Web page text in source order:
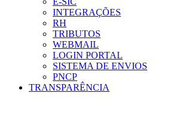
INTEGRAÇÕES
RH
TRIBUTOS
WEBMAIL
LOGIN PORTAL
SISTEMA DE ENVIOS
PNCP
TRANSPARÊNCIA